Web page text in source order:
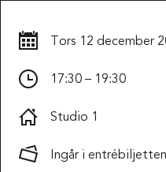
Tors 12 december
17:30 – 19:30
Studio 1
Ingår i entrébiljetten